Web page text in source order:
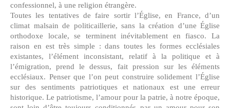
confessionnel, à une religion étrangère.
Toutes les tentatives de faire sortir l’Église, en France, d’un
climat malsain de politicaillerie, sans la création d’une Église
orthodoxe locale, se terminent inévitablement en fiasco. La
raison en est très simple : dans toutes les formes ecclésiales
existantes, l’élément inconsistant, relatif à la politique et à
l’émigration, prend le dessus, fait pression sur les éléments
ecclésiaux. Penser que l’on peut construire solidement l’Église
sur des sentiments patriotiques et nationaux est une erreur
historique. Le patriotisme, l’amour pour la patrie, à notre époque,